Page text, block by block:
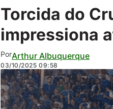
Torcida do
impressiona
PorArthur Albuquerque
03/10/2025 09:58